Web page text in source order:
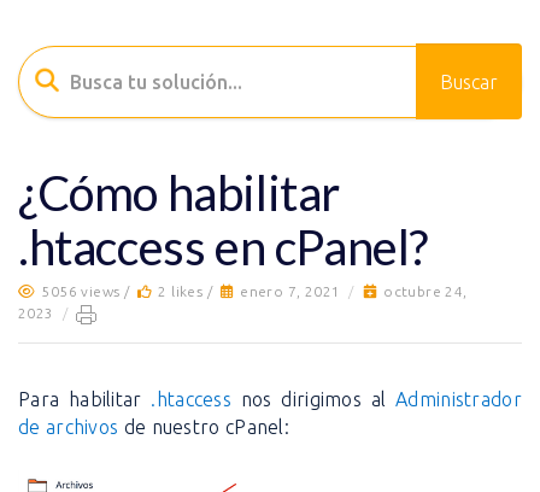
¿Cómo habilitar
.htaccess en cPanel?
5056 views / 2 likes / enero 7, 2021 /
octubre 24,
2023
/
Para habilitar .htaccess nos dirigimos alAdministrador
de archivos de nuestro cPanel: